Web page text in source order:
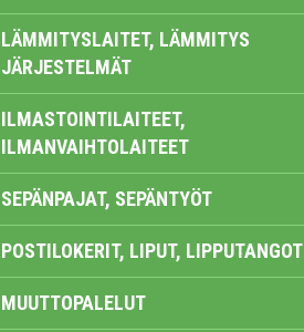
LÄMMITYSLAITET, LÄMMITYS
JÄRJESTELMÄT
ILMASTOINTILAITEET,
ILMANVAIHTOLAITEET
SEPÄNPAJAT, SEPÄNTYÖT
POSTILOKERIT, LIPUT, LIPPUTANGOT
MUUTTOPALELUT